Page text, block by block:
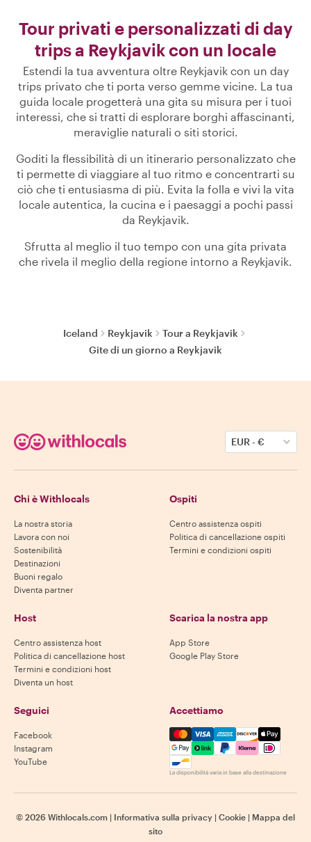
Tour privati e personalizzati di day
trips a Reykjavik con un locale
Estendi la tua avventura oltre Reykjavik con un day
trips privato che ti porta verso gemme vicine. La tua
guida locale progetterà una gita su misura per i tuoi
interessi, che si tratti di esplorare borghi affascinanti,
meraviglie naturali o siti storici.
Goditi la flessibilità di un itinerario personalizzato che
ti permette di viaggiare al tuo ritmo e concentrarti su
ciò che ti entusiasma di più. Evita la folla e vivi la vita
locale autentica, la cucina e i paesaggi a pochi passi
da Reykjavik.
Sfrutta al meglio il tuo tempo con una gita privata
che rivela il meglio della regione intorno a Reykjavik.
Iceland Reykjavik
Tour a Reykjavik
Gite di un giorno a Reykjavik
EUR-€
Chi è Withlocals
La nostra storia
Lavora con noi
Sostenibilità
Destinazioni
Buoni regalo
Diventa partner
Ospiti
Centro assistenza ospiti
Politica di cancellazione ospiti
Termini e condizioni ospiti
Host
Centro assistenza host
Politica di cancellazione host
Termini e condizioni host
Diventa un host
Scarica la nostra app
App Store
Google Play Store
Seguici
Facebook
Instagram
YouTube
Accettiamo
Mastercard, Visa, Amex,
La disponibilità varia in base alla destinazione
© 2026 Withlocals.com | Informativa sulla privacy | Cookie | Mappa del
sito